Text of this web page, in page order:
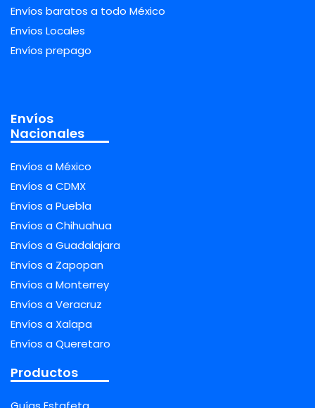
Envíos baratos a todo México
Envíos Locales
Envíos prepago
Envíos
Nacionales
Envíos a México
Envíos a CDMX
Envíos a Puebla
Envíos a Chihuahua
Envíos a Guadalajara
Envíos a Zapopan
Envíos a Monterrey
Envíos a Veracruz
Envíos a Xalapa
Envíos a Queretaro
Productos